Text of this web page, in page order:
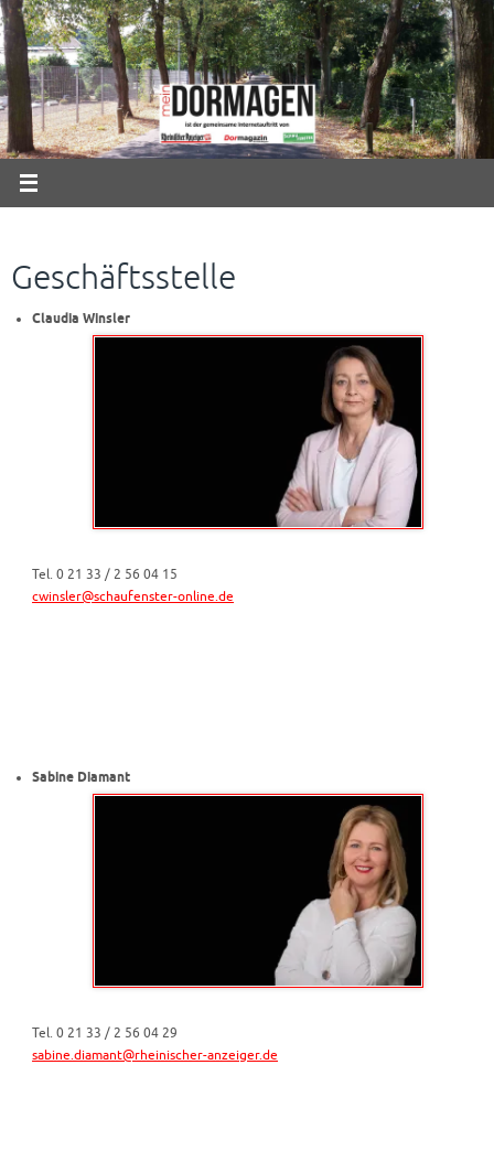
Zum
Inhalt
springen
Geschäftsstelle
Claudia Winsler
Tel. 0 21 33 / 2 56 04 15
cwinsler@schaufenster-online.de
Sabine Diamant
Tel. 0 21 33 / 2 56 04 29
sabine.diamant@rheinischer-anzeiger.de